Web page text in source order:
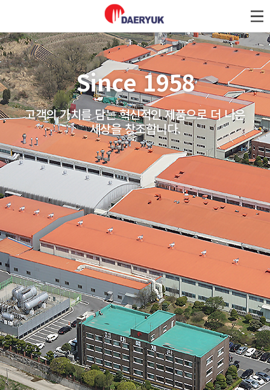
대륙제관
Since 1958
고객의 가치를 담는 혁신적인 제품으로 더 나은
세상을 창조합니다.